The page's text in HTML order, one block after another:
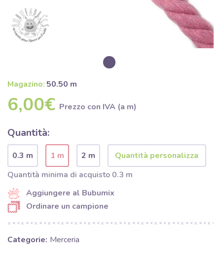
Magazino: 50.50 m
6,00€ Prezzo con IVA (a m)
Quantità:
0.3 m 1 m
2 m
Quantità minima di acquisto 0.3 m
Aggiungere al Bubumix
Ordinare un campione
Categorie: Merceria